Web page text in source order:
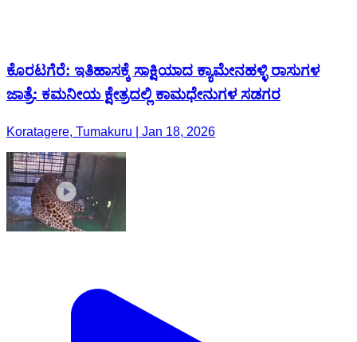
ಕೊರಟಗೆರೆ: ಇತಿಹಾಸಕ್ಕೆ ಸಾಕ್ಷಿಯಾದ ಕ್ಯಾಮೇನಹಳ್ಳಿ ರಾಸುಗಳ
ಜಾತ್ರೆ: ಕಮನೀಯ ಕ್ಷೇತ್ರದಲ್ಲಿ ಕಾಮಧೇನುಗಳ ಸಡಗರ
Koratagere, Tumakuru | Jan 18, 2026